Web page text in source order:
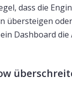
dass die
übersteigen
Dashboard